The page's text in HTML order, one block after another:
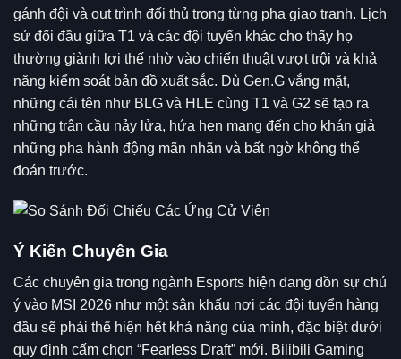
gánh đội và out trình đối thủ trong từng pha giao tranh. Lịch
sử đối đầu giữa T1 và các đội tuyển khác cho thấy họ
thường giành lợi thế nhờ vào chiến thuật vượt trội và khả
năng kiểm soát bản đồ xuất sắc. Dù Gen.G vắng mặt,
những cái tên như BLG và HLE cùng T1 và G2 sẽ tạo ra
những trận cầu nảy lửa, hứa hẹn mang đến cho khán giả
những pha hành động mãn nhãn và bất ngờ không thể
đoán trước.
Ý Kiến Chuyên Gia
Các chuyên gia trong ngành Esports hiện đang dồn sự chú
ý vào MSI 2026 như một sân khấu nơi các đội tuyển hàng
đầu sẽ phải thể hiện hết khả năng của mình, đặc biệt dưới
quy định cấm chọn “Fearless Draft” mới. Bilibili Gaming